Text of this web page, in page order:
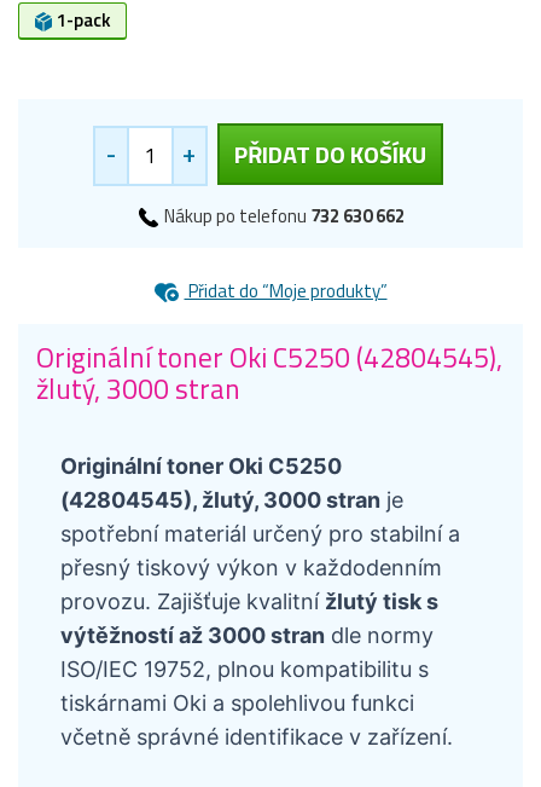
1-pack
- + PŘIDAT DO KOŠÍKU
Nákup po telefonu 732 630 662
Přidat do “Moje produkty”
Originální toner Oki C5250 (42804545),
žlutý, 3000 stran
Originální toner Oki C5250
(42804545), žlutý, 3000 stran je
spotřební materiál určený pro stabilní a
přesný tiskový výkon v každodenním
provozu. Zajišťuje kvalitní žlutý tisk s
výtěžností až 3000 stran dle normy
ISO/IEC 19752, plnou kompatibilitu s
tiskárnami Oki a spolehlivou funkci
včetně správné identifikace v zařízení.